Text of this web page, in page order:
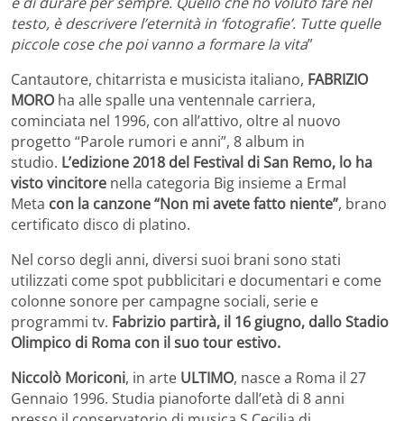
testo, è descrivere l’eternità in ‘fotografie’. Tutte quelle
piccole cose che poi vanno a formare la vita”
Cantautore, chitarrista e musicista italiano, FABRIZIO
MORO ha alle spalle una ventennale carriera,
cominciata nel 1996, con all’attivo, oltre al nuovo
progetto “Parole rumori e anni”, 8 album in
studio. L’edizione 2018 del Festival di San Remo, lo ha
visto vincitore nella categoria Big insieme a Ermal
Meta con la canzone “Non mi avete fatto niente”, brano
certificato disco di platino.
Nel corso degli anni, diversi suoi brani sono stati
utilizzati come spot pubblicitari e documentari e come
colonne sonore per campagne sociali, serie e
programmi tv. Fabrizio partirà, il 16 giugno, dallo Stadio
Olimpico di Roma con il suo tour estivo.
Niccolò Moriconi, in arte ULTIMO, nasce a Roma il 27
Gennaio 1996. Studia pianoforte dall’età di 8 anni